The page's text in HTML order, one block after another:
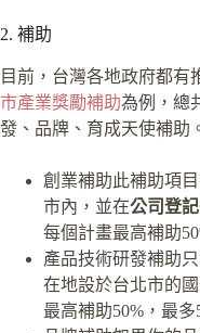
2. 補助
目前，台灣各地政府都有
市產業獎勵補助為例，總
發、品牌、育成天使補助
創業補助此補助項
市內，並在公司登
每個計畫最高補助
產品技術研發補助
在地設於台北市的
最高補助50%，最多